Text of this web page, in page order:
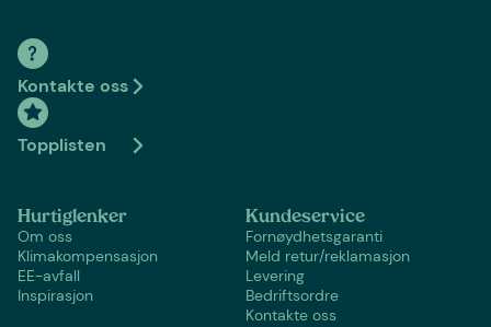
Kontakte oss
Topplisten
Hurtiglenker
Om oss
Klimakompensasjon
EE-avfall
Inspirasjon
Kundeservice
Fornøydhetsgaranti
Meld retur/reklamasjon
Levering
Bedriftsordre
Kontakte oss